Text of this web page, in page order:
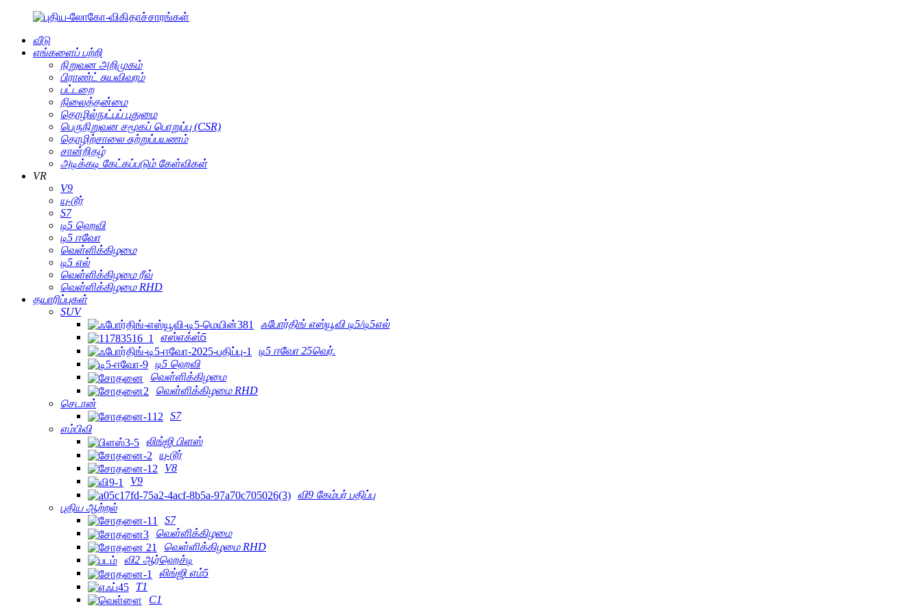
வீடு
எங்களைப் பற்றி
நிறுவன அறிமுகம்
பிராண்ட் சுயவிவரம்
பட்டறை
நிலைத்தன்மை
தொழில்நுட்பப் புதுமை
பெருநிறுவன சமூகப் பொறுப்பு (CSR)
தொழிற்சாலை சுற்றுப்பயணம்
சான்றிதழ்
அடிக்கடி கேட்கப்படும் கேள்விகள்
VR
V9
யு-டூர்
S7
டி5 ஹெவி
டி5 ஈவோ
வெள்ளிக்கிழமை
டி5 எல்
வெள்ளிக்கிழமை ரீவ்
வெள்ளிக்கிழமை RHD
தயாரிப்புகள்
SUV
ஃபோர்திங் எஸ்யூவி டி5/டி5எல்
எஸ்எக்ஸ்5
டி5 ஈவோ 25வெர்.
டி5 ஹெவி
வெள்ளிக்கிழமை
வெள்ளிக்கிழமை RHD
செடான்
S7
எம்பிவி
லிங்ஜி பிளஸ்
யு-டூர்
V8
V9
வி9 கேம்பர் பதிப்பு
புதிய ஆற்றல்
S7
வெள்ளிக்கிழமை
வெள்ளிக்கிழமை RHD
வி2 ஆர்ஹெச்டி
லிங்ஜி எம்5
T1
C1